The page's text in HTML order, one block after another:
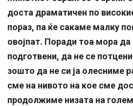
доста драматичен по
пораз, па ќе сакаме малку
овојпат. Поради тоа мора
подготвени, да не се
зошто да не си ја олесниме
сме на нивото на кое сме
продолжиме низата на